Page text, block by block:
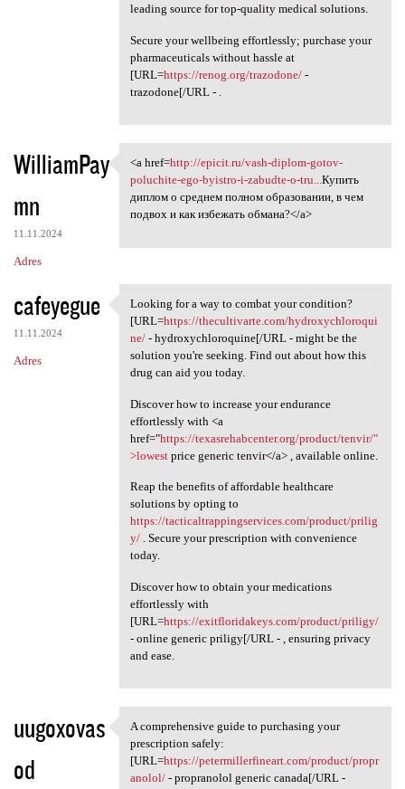
leading source for top-quality medical solutions.
Secure your wellbeing effortlessly; purchase your
pharmaceuticals without hassle at
[URL=https://renog.org/trazodone/-
trazodone[/URL - .
WilliamPay
mn
11.11.2024
Adres
<a href=http://epicit.ru/vash
<a href=http://epicit.ru/vash-diplom-gotov-
poluchite-ego-byistro-i-zabudte-o-tru...Купить
диплом о среднем полном образовании, в чем
подвох и как избежать обмана?</a>
cafeyegue
11.11.2024
Adres
Looking for a way to combat
Looking for a way to combat your condition?
[URL=https://thecultivarte.com/hydroxychloroqui
ne/- hydroxychloroquine[/URL - might be the
solution you're seeking. Find out about how this
drug can aid you today.
Discover how to increase your endurance
effortlessly with <a
href="https://texasrehabcenter.org/product/tenvir/"
>lowestprice generic tenvir</a> , available online.
Reap the benefits of affordable healthcare
solutions by opting to
https://tacticaltrappingservices.com/product/prilig
y/. Secure your prescription with convenience
today.
Discover how to obtain your medications
effortlessly with
[URL=https://exitfloridakeys.com/product/priligy/
- online generic priligy[/URL - , ensuring privacy
and ease.
uugoxovas
od
A comprehensive guide to
A comprehensive guide to purchasing your
prescription safely:
[URL=https://petermillerfineart.com/product/propr
anolol/- propranolol generic canada[/URL -